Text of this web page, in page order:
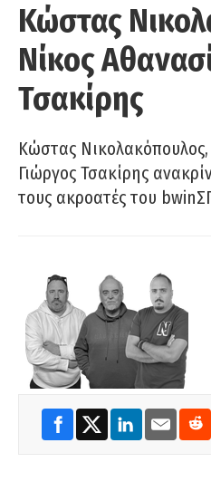
Κώστας
Νίκος
Τσακίρης
Κώστας
Γιώργος Τσακίρης
τους ακροατές του